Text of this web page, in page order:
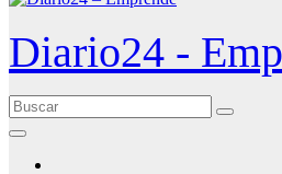
Diario24 -